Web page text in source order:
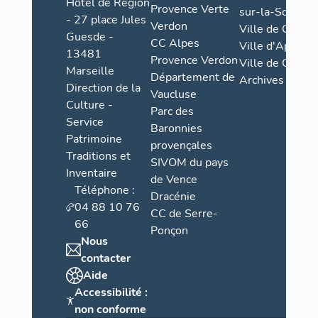
Façade
On notera
la
en relief
- 27 place Jules
Guesde -
13481
Marseille
Direction de la
Culture -
Service
Patrimoine
Traditions et
Inventaire
Téléphone :
04 88 10 76
66
Nous
contacter
Aide
Accessibilité :
non conforme
Provence Verte
Verdon
CC Alpes
Provence Verdon
Département de
Vaucluse
Parc des
Baronnies
provençales
SIVOM du pays
de Vence
Dracénie
CC de Serre-
Ponçon
sur-la-Sorgue
Ville de Grasse
Ville d'Apt
Ville de
Archives